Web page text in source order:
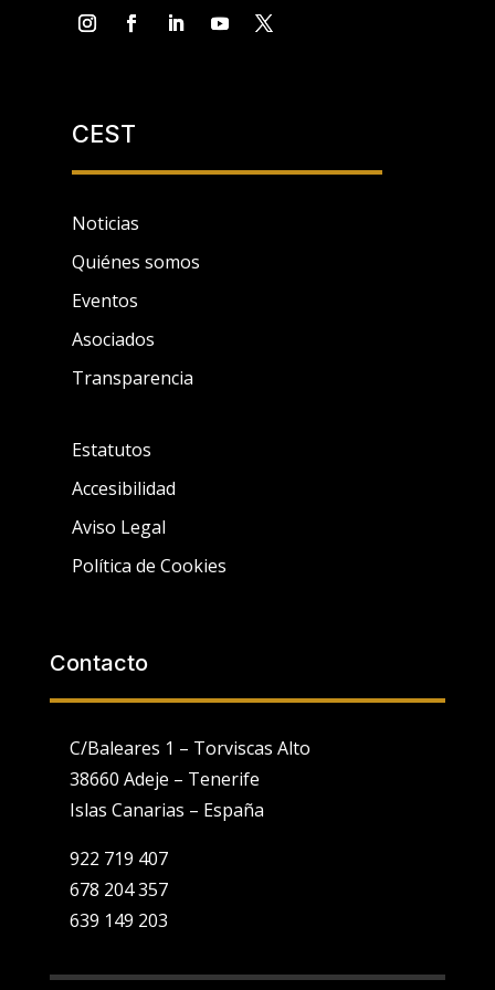
CEST
Noticias
Quiénes somos
Eventos
Asociados
Transparencia
Estatutos
Accesibilidad
Aviso Legal
Política de Cookies
Contacto
C/Baleares 1 – Torviscas Alto
38660 Adeje – Tenerife
Islas Canarias – España
922 719 407
678 204 357
639 149 203
elaborado a partir de tus hábitos de navegación (por ejemplo,